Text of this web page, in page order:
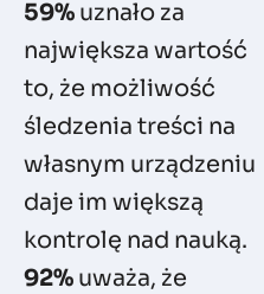
59% uznało za
największa wartość
to, że możliwość
śledzenia treści na
własnym urządzeniu
daje im większą
kontrolę nad nauką.
92% uważa, że